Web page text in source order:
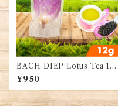
BACH DIEP Lotus Tea 12
G・Trà Sen Bách Diệp Tây
Hồ 12G・バッディエップ・タ
イホー・ロータス種 茶 12G
¥950